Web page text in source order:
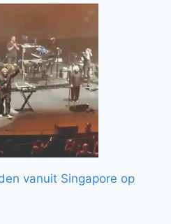
vanuit Singapore op